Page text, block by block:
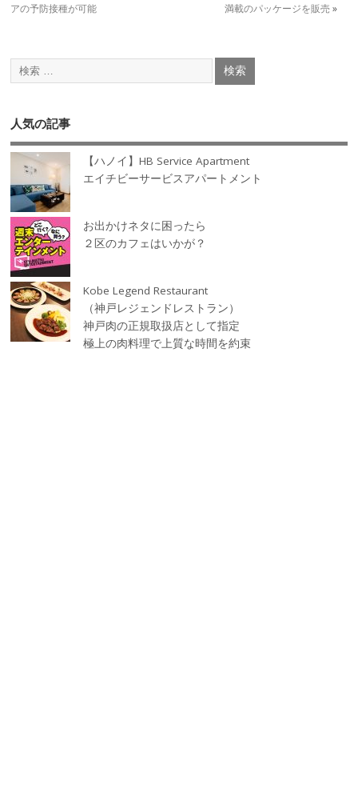
アの予防接種が可能
満載のパッケージを販売 »
人気の記事
【ハノイ】HB Service Apartment
エイチビーサービスアパートメント
お出かけネタに困ったら
２区のカフェはいかが？
Kobe Legend Restaurant
（神戸レジェンドレストラン）
神戸肉の正規取扱店として指定
極上の肉料理で上質な時間を約束